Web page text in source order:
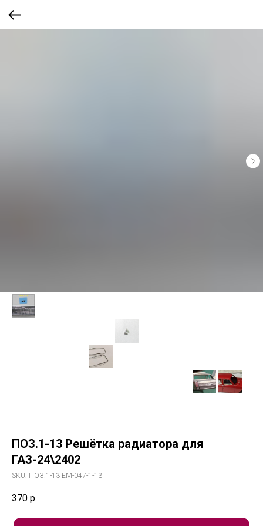
ПОЗ.1-13 Решётка радиатора для
ГАЗ-24\2402
SKU: ПОЗ.1-13 ЕМ-047-1-13
370 р.